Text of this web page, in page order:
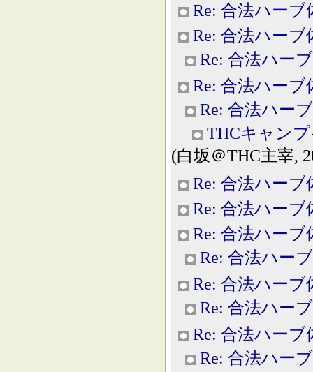
Re: 合法ハーブ
Re: 合法ハーブ
Re: 合法ハー
Re: 合法ハーブ
Re: 合法ハー
THCキャン
(白坂＠THC主宰,
Re: 合法ハーブ
Re: 合法ハーブ
Re: 合法ハーブ
Re: 合法ハー
Re: 合法ハーブ
Re: 合法ハー
Re: 合法ハーブ
Re: 合法ハー